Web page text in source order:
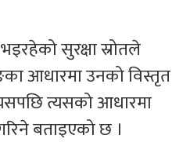
सुरक्षा स्रोतले
आधारमा उनको विस्तृत
त्यसको आधारमा
बताइएको छ ।